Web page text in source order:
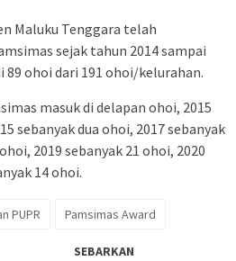
Maluku Tenggara telah
sejak tahun 2014 sampai
89 ohoi dari 191 ohoi/kelurahan.
masuk di delapan ohoi, 2015
sebanyak dua ohoi, 2017 sebanyak
2019 sebanyak 21 ohoi, 2020
14 ohoi.
PUPR Pamsimas Award
SEBARKAN